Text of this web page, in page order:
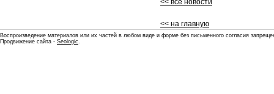
<< все новости
<< на главную
Воспроизведение материалов или их частей в любом виде и форме без письменного согласия
Продвижение сайта - Seologic.